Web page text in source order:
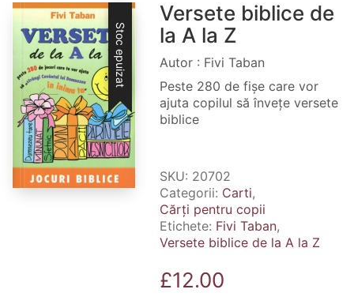
Stoc epuizat
Versete biblice de
la A la Z
Autor : Fivi Taban
Peste 280 de fișe care vor
ajuta copilul să înveţe versete
biblice
SKU: 20702
Categorii: Carti,
Cărți pentru copii
Etichete: Fivi Taban,
Versete biblice de la A la Z
£12.00